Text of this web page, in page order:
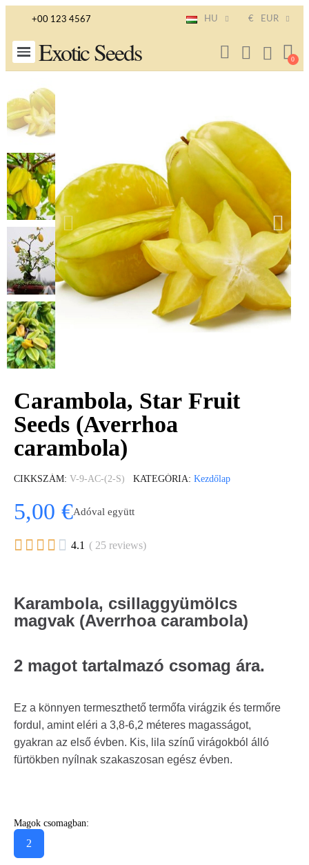
+00 123 4567 HU € EUR
Exotic Seeds
Carambola, Star Fruit
Seeds (Averrhoa
carambola)
CIKKSZÁM V-9-AC-(2-S) KATEGÓRIA Kezdőlap
5,00 €Adóval együtt
     4.1 ( 25 reviews)
Karambola, csillaggyümölcs
magvak (Averrhoa carambola)
2 magot tartalmazó csomag ára.
Ez a könnyen termeszthető termőfa virágzik és termőre
fordul, amint eléri a 3,8-6,2 méteres magasságot,
gyakran az első évben. Kis, lila színű virágokból álló
fürtökben nyílnak szakaszosan egész évben.
Magok csomagban:
2